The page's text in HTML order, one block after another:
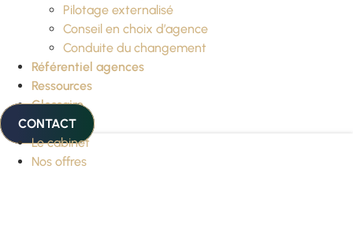
Pilotage externalisé
Conseil en choix d’agence
Conduite du changement
Référentiel agences
Ressources
Glossaire
CONTACT
Le cabinet
Nos offres